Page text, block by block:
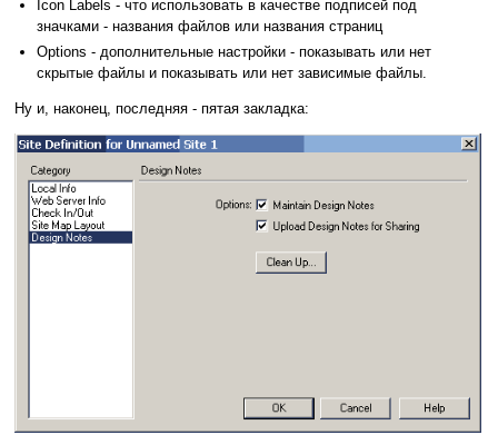
Icon Labels - что использовать в качестве подписей под
значками - названия файлов или названия страниц
Options - дополнительные настройки - показывать или нет
скрытые файлы и показывать или нет зависимые файлы.
Ну и, наконец, последняя - пятая закладка: